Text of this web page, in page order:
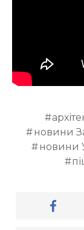
ВІДЕО
новини
новини